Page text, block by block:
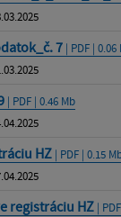
7 | PDF | 0.06
| PDF | 0.46 Mb
HZ | PDF | 0.15
registráciu HZ |